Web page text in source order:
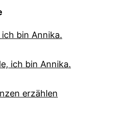
ich bin Annika.
ich bin Annika.
erzählen